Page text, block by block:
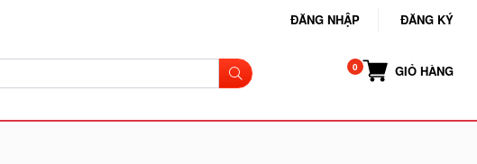
ĐĂNG NHẬP ĐĂNG KÝ
GIỎ HÀNG